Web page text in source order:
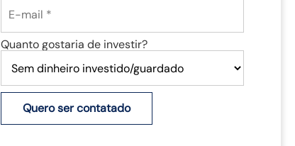
Quanto gostaria de investir?
Quero ser contatado